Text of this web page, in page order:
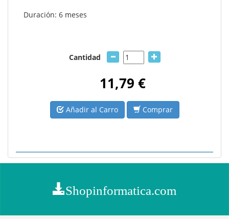
Duración: 6 meses
Cantidad
11,79 €
Añadir al Carro Comprar
Shopinformatica.com